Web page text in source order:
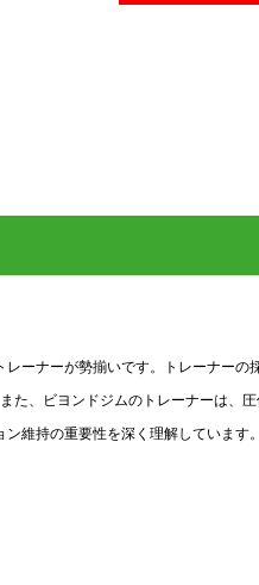
ーナーが勢揃いです。トレーナーの
た、ビヨンドジムのトレーナーは、
維持の重要性を深く理解しています